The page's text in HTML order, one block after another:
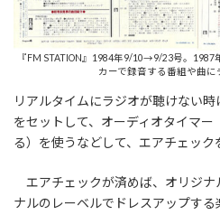
『FM STATION』1984年9/10→9/23号。
カーで録音する番組や曲に
リアルタイムにラジオが聴けない
をセットして、オーディオタイマ
る）を使うなどして、エアチェック
エアチェックが済めば、オリジナ
ナルのレーベルでドレスアップす